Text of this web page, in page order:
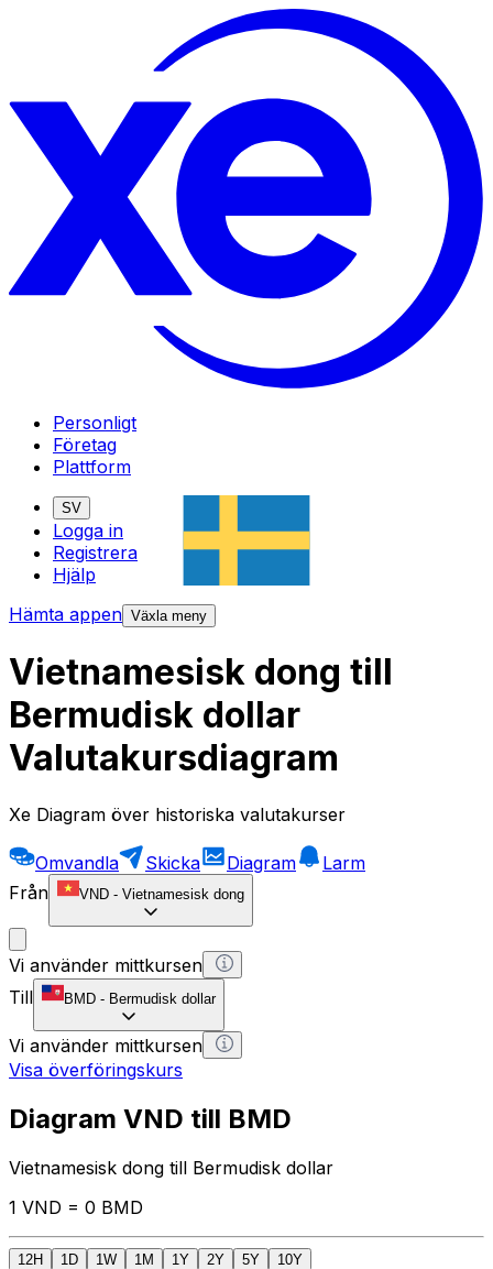
Personligt
Företag
Plattform
SV
Logga in
Registrera
Hjälp
Hämta appen Växla meny
Vietnamesisk dong till
Bermudisk dollar
Valutakursdiagram
Xe Diagram över historiska valutakurser
Omvandla Skicka Diagram
Larm
Från
VND - Vietnamesisk dong
Vi använder mittkursen
Till
BMD - Bermudisk dollar
Vi använder mittkursen
Visa överföringskurs
Diagram VND till BMD
Vietnamesisk dong till Bermudisk dollar
1 VND = 0 BMD
12H 1D 1W 1M 1Y 2Y 5Y 10Y